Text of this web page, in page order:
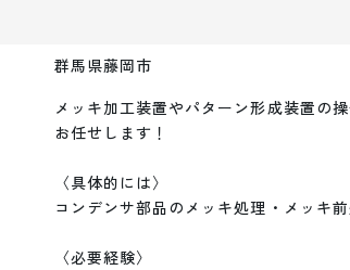
群馬県藤岡市
メッキ加工装置やパターン形成装置の
お任せします！
〈具体的には〉
コンデンサ部品のメッキ処理・メッキ
〈必要経験〉